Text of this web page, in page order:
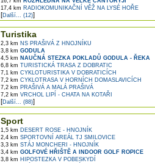
17,4 km RADIOKOMUNIKAČNÍ VĚŽ NA LYSÉ HOŘE
[Další... (12)]
Turistika
2,3 km NS PRAŠIVÁ Z HNOJNÍKU
3,8 km GODULA
4,5 km NAUČNÁ STEZKA POKLADŮ GODULA - ŘEKA
6,8 km TURISTICKÁ TRASA Z DOBRATIC
7,1 km CYKLOTURISTIKA V DOBRATICÍCH
7,2 km CYKLOTRASA V HORNÍCH DOMASLAVICÍCH
7,2 km PRAŠIVÁ A MALÁ PRAŠIVÁ
7,2 km VRCHOL LIPÍ - CHATA NA KOTAŘI
[Další... (88)]
Sport
1,5 km DESERT ROSE - HNOJNÍK
2,4 km SPORTOVNÍ AREÁL TJ SMILOVICE
3,3 km STÁJ MONCHERI - HNOJNÍK
3,4 km GOLFOVÉ HŘIŠTĚ A INDOOR GOLF ROPICE
3,8 km HIPOSTEZKA V POBESKYDÍ